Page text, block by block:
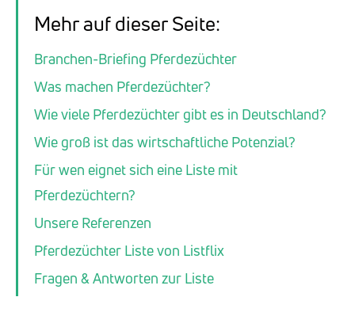
Mehr auf dieser Seite:
Branchen-Briefing Pferdezüchter
Was machen Pferdezüchter?
Wie viele Pferdezüchter gibt es in Deutschland?
Wie groß ist das wirtschaftliche Potenzial?
Für wen eignet sich eine Liste mit
Pferdezüchtern?
Unsere Referenzen
Pferdezüchter Liste von Listflix
Fragen & Antworten zur Liste